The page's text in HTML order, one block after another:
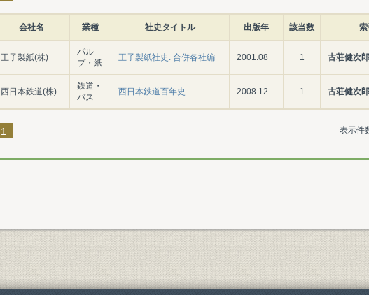
会社名 業種 社史タイトル 出版年 該当数 索
王子製紙(株)
パル
プ・紙
王子製紙社史. 合併各社編 2001.08 1 古荘健次郎
西日本鉄道(株)
鉄道・
バス
西日本鉄道百年史 2008.12 1 古荘健次郎
1 表示件